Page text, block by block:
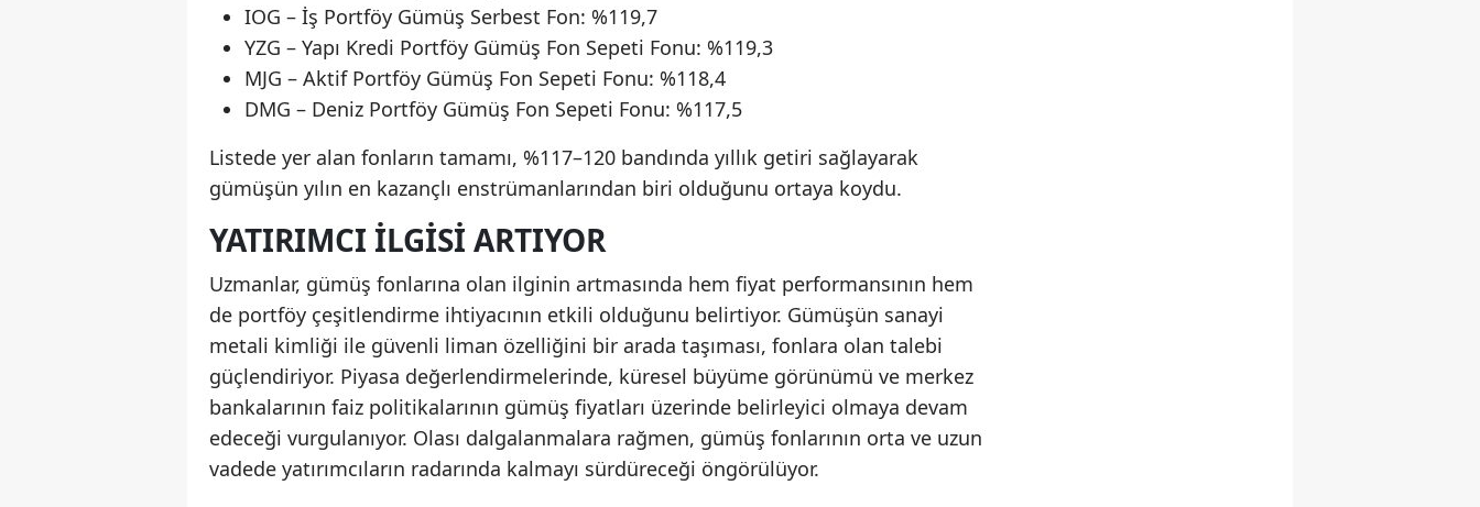
IOG – İş Portföy Gümüş Serbest Fon: %119,7
YZG – Yapı Kredi Portföy Gümüş Fon Sepeti Fonu: %119,3
MJG – Aktif Portföy Gümüş Fon Sepeti Fonu: %118,4
DMG – Deniz Portföy Gümüş Fon Sepeti Fonu: %117,5
Listede yer alan fonların tamamı, %117–120 bandında yıllık getiri sağlayarak
gümüşün yılın en kazançlı enstrümanlarından biri olduğunu ortaya koydu.
YATIRIMCI İLGISI ARTIYOR
Uzmanlar, gümüş fonlarına olan ilginin artmasında hem fiyat performansının hem
de portföy çeşitlendirme ihtiyacının etkili olduğunu belirtiyor. Gümüşün sanayi
metali kimliği ile güvenli liman özelliğini bir arada taşıması, fonlara olan talebi
güçlendiriyor. Piyasa değerlendirmelerinde, küresel büyüme görünümü ve merkez
bankalarının faiz politikalarının gümüş fiyatları üzerinde belirleyici olmaya devam
edeceği vurgulanıyor. Olası dalgalanmalara rağmen, gümüş fonlarının orta ve uzun
vadede yatırımcıların radarında kalmayı sürdüreceği öngörülüyor.